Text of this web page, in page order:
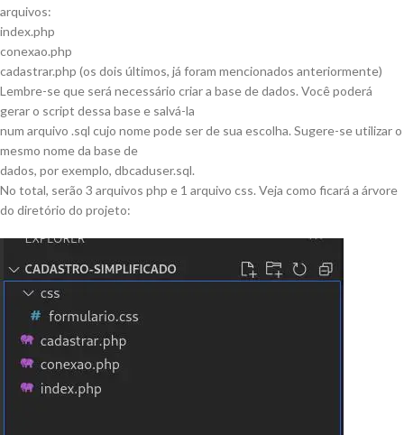
arquivos:
index.php
conexao.php
cadastrar.php (os dois últimos, já foram mencionados anteriormente)
Lembre-se que será necessário criar a base de dados. Você poderá
gerar o script dessa base e salvá-la
num arquivo .sql cujo nome pode ser de sua escolha. Sugere-se utilizar o
mesmo nome da base de
dados, por exemplo, dbcaduser.sql.
No total, serão 3 arquivos php e 1 arquivo css. Veja como ficará a árvore
do diretório do projeto: